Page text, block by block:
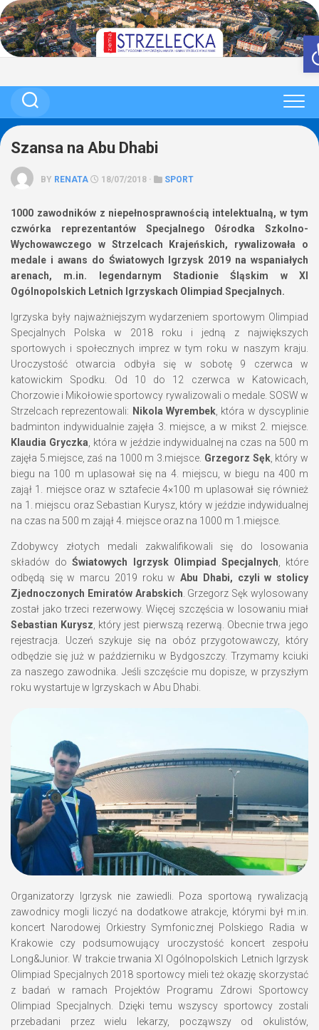
Skip
to
content
Szansa na Abu Dhabi
BY RENATA 18/07/2018 · SPORT
1000 zawodników z niepełnosprawnością intelektualną, w tym
czwórka reprezentantów Specjalnego Ośrodka Szkolno-
Wychowawczego w Strzelcach Krajeńskich, rywalizowała o
medale i awans do Światowych Igrzysk 2019 na wspaniałych
arenach, m.in. legendarnym Stadionie Śląskim w XI
Ogólnopolskich Letnich Igrzyskach Olimpiad Specjalnych.
Igrzyska były najważniejszym wydarzeniem sportowym Olimpiad
Specjalnych Polska w 2018 roku i jedną z największych
sportowych i społecznych imprez w tym roku w naszym kraju.
Uroczystość otwarcia odbyła się w sobotę 9 czerwca w
katowickim Spodku. Od 10 do 12 czerwca w Katowicach,
Chorzowie i Mikołowie sportowcy rywalizowali o medale. SOSW w
Strzelcach reprezentowali: Nikola Wyrembek , która w dyscyplinie
badminton indywidualnie zajęła 3. miejsce, a w mikst 2. miejsce.
Klaudia Gryczka , która w jeździe indywidualnej na czas na 500 m
zajęła 5.miejsce, zaś na 1000 m 3.miejsce. Grzegorz Sęk, który w
biegu na 100 m uplasował się na 4. miejscu, w biegu na 400 m
zajął 1. miejsce oraz w sztafecie 4×100 m uplasował się również
na 1. miejscu oraz Sebastian Kurysz, który w jeździe indywidualnej
na czas na 500 m zajął 4. miejsce oraz na 1000 m 1.miejsce.
Zdobywcy złotych medali zakwalifikowali się do losowania
składów doŚwiatowych Igrzysk Olimpiad Specjalnych , które
odbędą się w marcu 2019 roku wAbu Dhabi, czyli w stolicy
Zjednoczonych Emiratów Arabskich . Grzegorz Sęk wylosowany
został jako trzeci rezerwowy. Więcej szczęścia w losowaniu miał
Sebastian Kurysz , który jest pierwszą rezerwą. Obecnie trwa jego
rejestracja. Uczeń szykuje się na obóz przygotowawczy, który
odbędzie się już w październiku w Bydgoszczy. Trzymamy kciuki
za naszego zawodnika. Jeśli szczęście mu dopisze, w przyszłym
roku wystartuje w Igrzyskach w Abu Dhabi.
Organizatorzy Igrzysk nie zawiedli. Poza sportową rywalizacją
zawodnicy mogli liczyć na dodatkowe atrakcje, którymi był m.in.
koncert Narodowej Orkiestry Symfonicznej Polskiego Radia w
Krakowie czy podsumowujący uroczystość koncert zespołu
Long&Junior. W trakcie trwania XI Ogólnopolskich Letnich Igrzysk
Olimpiad Specjalnych 2018 sportowcy mieli też okazję skorzystać
z badań w ramach Projektów Programu Zdrowi Sportowcy
Olimpiad Specjalnych. Dzięki temu wszyscy sportowcy zostali
przebadani przez wielu lekarzy, począwszy od okulistów,